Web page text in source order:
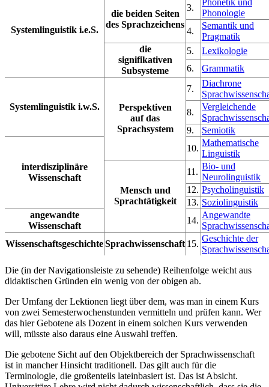
Systemlinguistik i.e.S.
die beiden Seiten
des Sprachzeichens
3.
Phonologie
4.
Semantik und
Pragmatik
die
signifikativen
Subsysteme
5.
Lexikologie
6.
Grammatik
Systemlinguistik i.w.S.
Perspektiven
auf das
Sprachsystem
7.
Diachrone
8.
Vergleichende
9.
Semiotik
interdisziplinäre
Wissenschaft
10.
Mathematische
Linguistik
Mensch und
Sprachtätigkeit
11.
Bio- und
Neurolinguistik
12. Psycholinguistik
13. Soziolinguistik
angewandte
Wissenschaft
14.
Angewandte
WissenschaftsgeschichteSprachwissenschaft 15.
Geschichte der
Die (in der Navigationsleiste zu sehende) Reihenfolge weicht aus
didaktischen Gründen ein wenig von der obigen ab.
Der Umfang der Lektionen liegt über dem, was man in einem Kurs
von zwei Semesterwochenstunden vermitteln und prüfen kann. Wer
das hier Gebotene als Dozent in einem solchen Kurs verwenden
will, müsste also daraus eine Auswahl treffen.
Die gebotene Sicht auf den Objektbereich der Sprachwissenschaft
ist in mancher Hinsicht traditionell. Das gilt auch für die
Terminologie, die großenteils lateinbasiert ist. Das ist Absicht.